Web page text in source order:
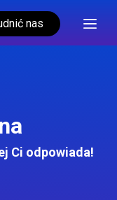
nas
Ci odpowiada!